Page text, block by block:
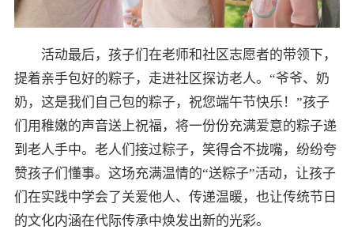
活动最后，孩子们在老师和社区志愿者的带领下，
提着亲手包好的粽子，走进社区探访老人。“爷爷、奶
奶，这是我们自己包的粽子，祝您端午节快乐！”孩子
们用稚嫩的声音送上祝福，将一份份充满爱意的粽子递
到老人手中。老人们接过粽子，笑得合不拢嘴，纷纷夸
赞孩子们懂事。这场充满温情的“送粽子”活动，让孩子
们在实践中学会了关爱他人、传递温暖，也让传统节日
的文化内涵在代际传承中焕发出新的光彩。